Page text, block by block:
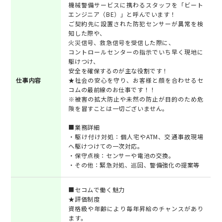
仕事内容
機械警備サービスに携わるスタッフを「ビート
エンジニア（BE）」と呼んでいます！
ご契約先に設置された防犯センサーが異常を検
知した際や、
火災信号、救急信号を受信した際に、
コントロールセンターの指示でいち早く現地に
駆けつけ、
安全を確保するのが主な役割です！
★社会の安心を守り、お客様と顔を合わせるセ
コムの最前線のお仕事です！！
※被害の拡大防止や未然の防止が目的のため危
険を冒すことは一切ございません。
■業務詳細
・駆け付け対処：個人宅やATM、交通事故現場
へ駆けつけての一次対応。
・保守点検：センサーや電池の交換。
・その他：緊急対処、巡回、警備強化の提案等
■セコムで働く魅力
★評価制度
資格級や年齢により毎年昇給のチャンスがあり
ます。